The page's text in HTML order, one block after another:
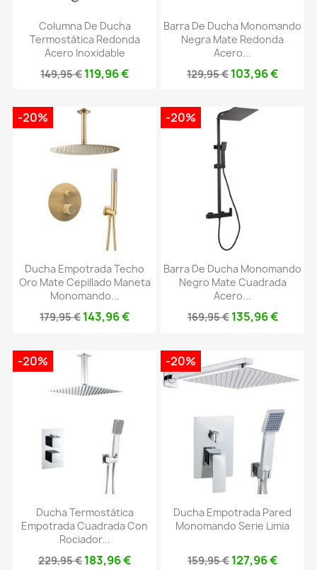
Columna De Ducha
Termostática Redonda
Acero Inoxidable
149,95 € 119,96 €
Barra De Ducha Monomando
Negra Mate Redonda
Acero...
129,95 € 103,96 €
Ducha Empotrada Techo
Oro Mate Cepillado Maneta
Monomando...
179,95 € 143,96 €
-20%
Barra De Ducha Monomando
Negro Mate Cuadrada
Acero...
169,95 € 135,96 €
-20%
Ducha Termostática
Empotrada Cuadrada Con
Rociador...
229,95 € 183,96 €
-20%
Ducha Empotrada Pared
Monomando Serie Limia
159,95 € 127,96 €
-20%